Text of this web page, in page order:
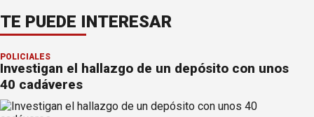
TE PUEDE INTERESAR
POLICIALES
Investigan el hallazgo de un depósito con unos
40 cadáveres